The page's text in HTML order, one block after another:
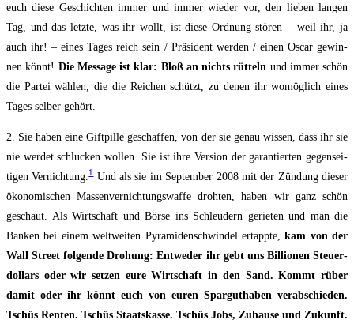
euch die­se Ge­schichten immer und immer wie­der vor, den lie­ben lan­gen
Tag, und das letz­te, was ihr wollt, ist die­se Ord­nung stö­ren – weil ihr, ja
auch ihr! – eines Tages reich sein / Prä­si­dent wer­den / einen Oscar gewin­
nen könnt! Die Mes­sa­ge ist klar: Bloß an nichts rüt­teln und immer schön
die Par­tei wäh­len, die die Rei­chen schützt, zu denen ihr womög­lich eines
Tages sel­ber gehört.
2. Sie haben eine Gift­pil­le geschaf­fen, von der sie genau wis­sen, dass ihr sie
nie wer­det schlu­cken wol­len. Sie ist ihre Ver­si­on der garan­tierten gegen­sei­
ti­gen Ver­nich­tung.1 Und als sie im Sep­tem­ber 2008 mit der Zün­dung die­ser
ö­ko­­nomischen Mas­sen­ver­nich­tungs­waf­fe droh­­ten, haben wir ganz schön
geschaut. Als Wirt­schaft und Bör­se ins Schleu­dern gerie­ten und man die
Ban­ken bei einem welt­wei­ten Pyramiden­schwindel ertapp­te,kam von der
Wall Street fol­gende Dro­hung: Ent­we­der ihr gebt uns Bil­lio­nen Steu­er­
dol­lars oder wir set­zen eure Wirt­schaft in den Sand. Kommt rüber
damit oder ihr könnt euch von euren Spar­gut­haben ver­ab­schie­den.
Tschüs Ren­ten. Tschüs Staats­kasse. Tschüs Jobs, Zuhau­se und Zukunft.